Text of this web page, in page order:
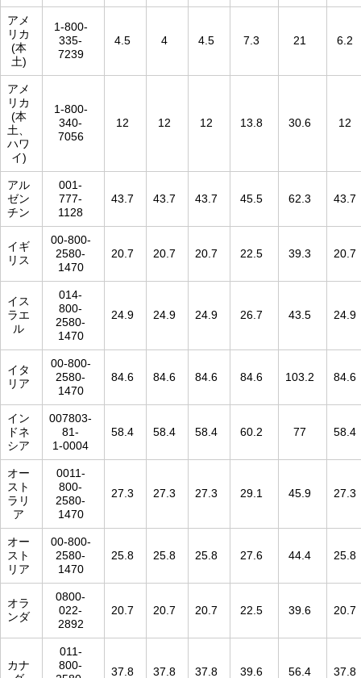
アメ
リカ
(本
土)
1-800-
335-
7239
4.5 4 4.5 7.3 21 6.2
アメ
リカ
(本
土、
ハワ
イ)
1-800-
340-
7056
12 12 12 13.8 30.6 12
アル
ゼン
チン
001-
777-
1128
43.7 43.7 43.7 45.5 62.3 43.7
イギ
リス
00-800-
2580-
1470
20.7 20.7 20.7 22.5 39.3 20.7
イス
ラエ
ル
014-
800-
2580-
1470
24.9 24.9 24.9 26.7 43.5 24.9
イタ
リア
00-800-
2580-
1470
84.6 84.6 84.6 84.6 103.2 84.6
イン
ドネ
シア
007803-
81-
1-0004
58.4 58.4 58.4 60.2 77 58.4
オー
スト
ラリ
ア
0011-
800-
2580-
1470
27.3 27.3 27.3 29.1 45.9 27.3
オー
スト
リア
00-800-
2580-
1470
25.8 25.8 25.8 27.6 44.4 25.8
オラ
ンダ
0800-
022-
2892
20.7 20.7 20.7 22.5 39.6 20.7
カナ
011-
800-
37.8 37.8 37.8 39.6 56.4 37.8